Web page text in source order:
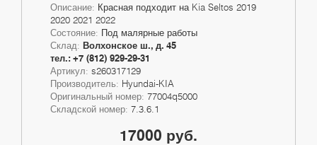
Описание: Красная подходит на Kia Seltos 2019
2020 2021 2022
Состояние: Под малярные работы
Склад: Волхонское ш., д. 45
тел.: +7 (812) 929-29-31
Артикул: s260317129
Производитель: Hyundai-KIA
Оригинальный номер: 77004q5000
Складской номер: 7.3.6.1
17000 руб.